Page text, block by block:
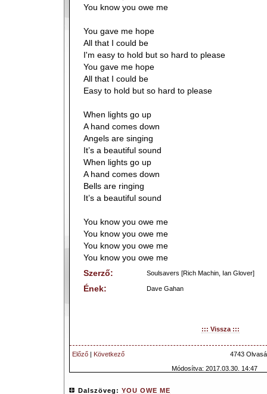
You know you owe me
You gave me hope
All that I could be
I'm easy to hold but so hard to please
You gave me hope
All that I could be
Easy to hold but so hard to please
When lights go up
A hand comes down
Angels are singing
It’s a beautiful sound
When lights go up
A hand comes down
Bells are ringing
It’s a beautiful sound
You know you owe me
You know you owe me
You know you owe me
You know you owe me
Szerző:
Soulsavers [Rich Machin, Ian Glover]
Ének: Dave Gahan
::: Vissza :::
Előző | Következő
4743
Módosítva: 2017.03.30. 14:47
Dalszöveg: YOU OWE ME